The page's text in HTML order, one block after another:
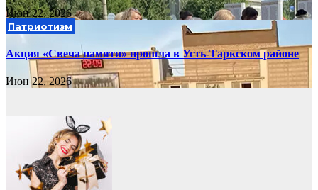
Июн 22, 2026
Патриотизм
Акция «Свеча памяти» прошла в Усть-Таркском районе
Июн 22, 2026